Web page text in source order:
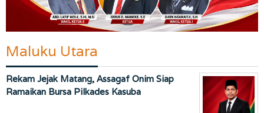
Maluku Utara
Rekam Jejak Matang, Assagaf Onim Siap
Ramaikan Bursa Pilkades Kasuba